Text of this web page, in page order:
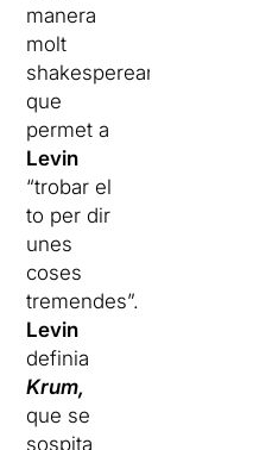
manera
molt
shakespereana,
que
permet a
Levin
“trobar el
to per dir
unes
coses
tremendes”.
Levin
definia
Krum,
que se
sospita